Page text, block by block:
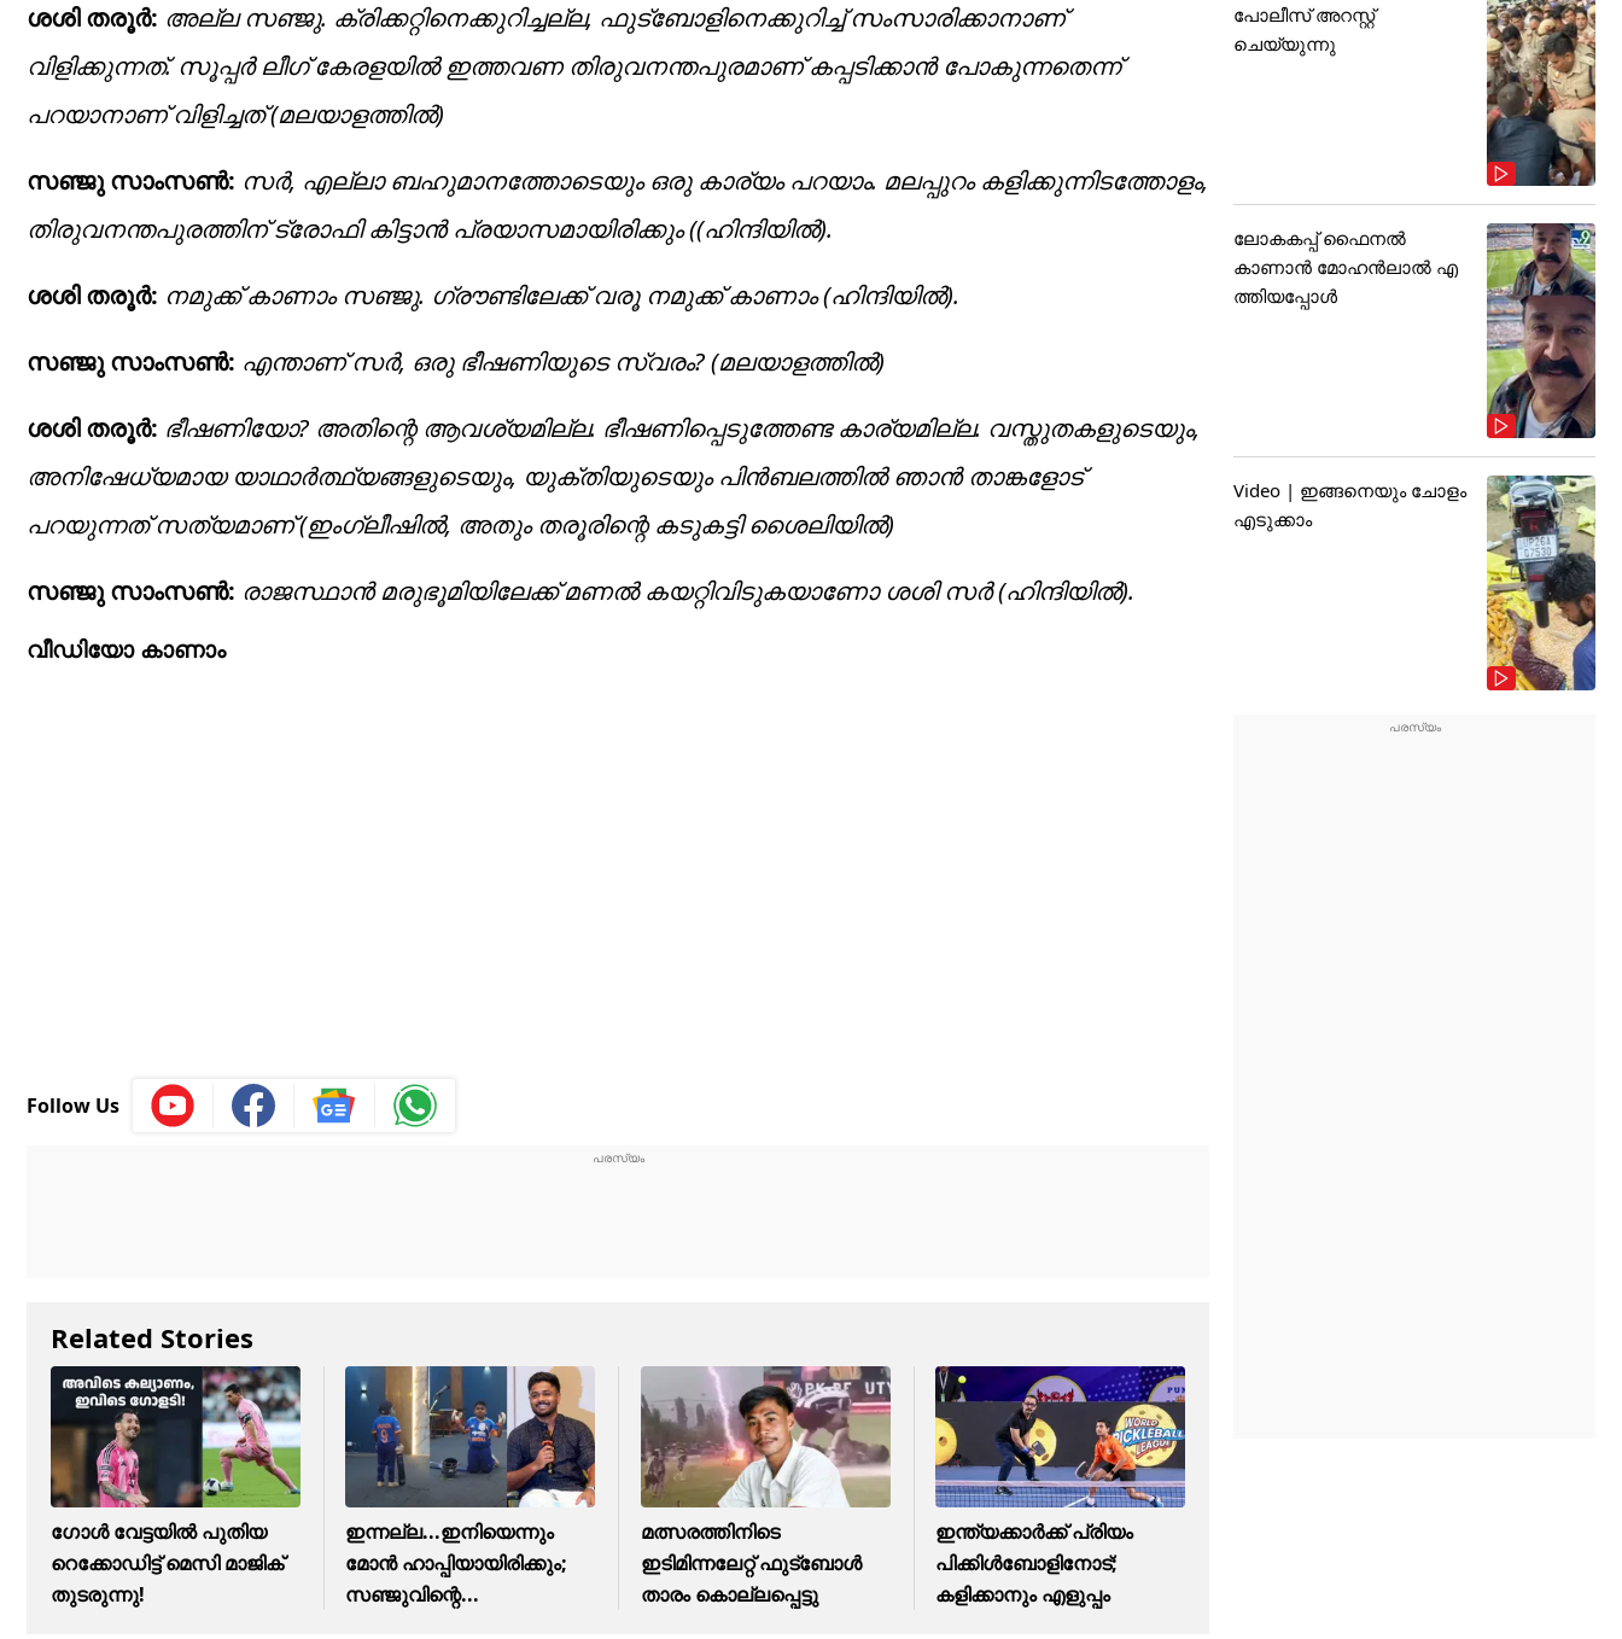
ശശി തരൂര്‍: അല്ല സഞ്ജു. ക്രിക്കറ്റിനെക്കുറിച്ചല്ല, ഫുട്‌ബോളിനെക്കുറിച്ച് സംസാരിക്കാനാണ്
വിളിക്കുന്നത്. സൂപ്പര്‍ ലീഗ് കേരളയില്‍ ഇത്തവണ തിരുവനന്തപുരമാണ് കപ്പടിക്കാന്‍ പോകുന്നതെന്ന്
പറയാനാണ് വിളിച്ചത് (മലയാളത്തില്‍)
സഞ്ജു സാംസണ്‍: സര്‍, എല്ലാ ബഹുമാനത്തോടെയും ഒരു കാര്യം പറയാം. മലപ്പുറം കളിക്കുന്നിടത്തോളം,
തിരുവനന്തപുരത്തിന് ട്രോഫി കിട്ടാന്‍ പ്രയാസമായിരിക്കും ((ഹിന്ദിയില്‍).
ശശി തരൂര്‍: നമുക്ക് കാണാം സഞ്ജു. ഗ്രൗണ്ടിലേക്ക് വരൂ നമുക്ക് കാണാം (ഹിന്ദിയില്‍).
സഞ്ജു സാംസണ്‍: എന്താണ് സര്‍, ഒരു ഭീഷണിയുടെ സ്വരം? (മലയാളത്തില്‍)
ശശി തരൂര്‍: ഭീഷണിയോ? അതിന്റെ ആവശ്യമില്ല. ഭീഷണിപ്പെടുത്തേണ്ട കാര്യമില്ല. വസ്തുതകളുടെയും,
അനിഷേധ്യമായ യാഥാര്‍ത്ഥ്യങ്ങളുടെയും, യുക്തിയുടെയും പിന്‍ബലത്തില്‍ ഞാന്‍ താങ്കളോട്
പറയുന്നത് സത്യമാണ് (ഇംഗ്ലീഷില്‍, അതും തരൂരിന്റെ കടുകട്ടി ശൈലിയില്‍)
സഞ്ജു സാംസണ്‍: രാജസ്ഥാന്‍ മരുഭൂമിയിലേക്ക് മണല്‍ കയറ്റിവിടുകയാണോ ശശി സര്‍ (ഹിന്ദിയില്‍).
വീഡിയോ കാണാം
Follow Us
Related Stories
ഗോൾ വേട്ടയിൽ പുതിയ
റെക്കോഡിട്ട് ​മെസി മാജിക്
തുടരുന്നു!
ഇന്നല്ല...ഇനിയെന്നും
മോന്‍ ഹാപ്പിയായിരിക്കും;
സഞ്ജുവിന്റെ...
മത്സരത്തിനിടെ
ഇടിമിന്നലേറ്റ് ഫുട്ബോൾ
താരം കൊല്ലപ്പെട്ടു
ഇന്ത്യക്കാര്‍ക്ക് പ്രിയം
പിക്കിള്‍ബോളിനോട്;
കളിക്കാനും എളുപ്പം
പോലീസ് അറസ്റ്റ്
ചെയ്യുന്നു
ലോകകപ്പ് ഫൈനൽ
കാണാൻ മോഹൻലാൽ എ
ത്തിയപ്പോൾ
Video | ഇങ്ങനെയും ചോളം
എടുക്കാം